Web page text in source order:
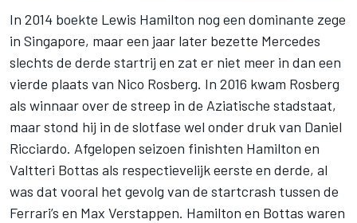
In 2014 boekte Lewis Hamilton nog een dominante zege
in Singapore, maar een jaar later bezette Mercedes
slechts de derde startrij en zat er niet meer in dan een
vierde plaats van Nico Rosberg. In 2016 kwam Rosberg
als winnaar over de streep in de Aziatische stadstaat,
maar stond hij in de slotfase wel onder druk van Daniel
Ricciardo. Afgelopen seizoen finishten Hamilton en
Valtteri Bottas als respectievelijk eerste en derde, al
was dat vooral het gevolg van de startcrash tussen de
Ferrari’s en Max Verstappen. Hamilton en Bottas waren